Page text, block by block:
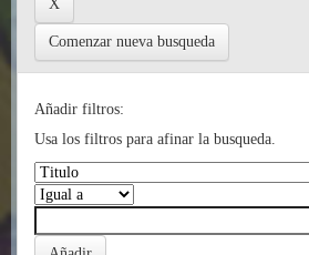
Comenzar nueva busqueda
Añadir filtros:
Usa los filtros para afinar la busqueda.